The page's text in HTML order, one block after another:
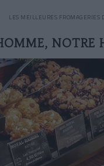
LES MEILLEURES FROMAGERIES
NOTRE